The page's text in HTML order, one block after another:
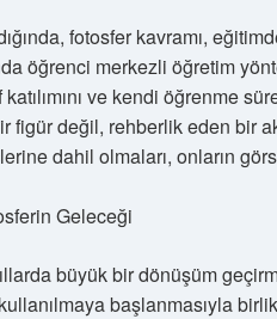
fotosfer kavramı,
öğrenci merkezli öğretim
ve kendi öğrenme
değil, rehberlik eden bir
dahil olmaları, onların
Geleceği
büyük bir dönüşüm
başlanmasıyla